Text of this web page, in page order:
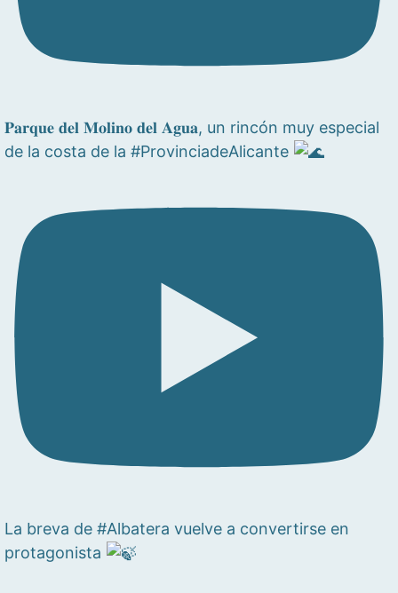
𝐏𝐚𝐫𝐪𝐮𝐞 𝐝𝐞𝐥 𝐌𝐨𝐥𝐢𝐧𝐨 𝐝𝐞𝐥 𝐀𝐠𝐮𝐚, un rincón muy especial
de la costa de la #ProvinciadeAlicante
La breva de #Albatera vuelve a convertirse en
protagonista